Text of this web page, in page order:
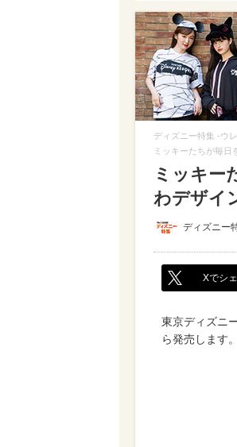
ディズニー特集 -ウ
ミッキーたちが毎
ミッキー
わデザイ
ディズニー
Xでシ
東京ディズニ
ら発売します。